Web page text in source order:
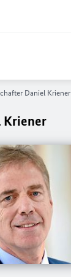
Daniel Kriener
Kriener